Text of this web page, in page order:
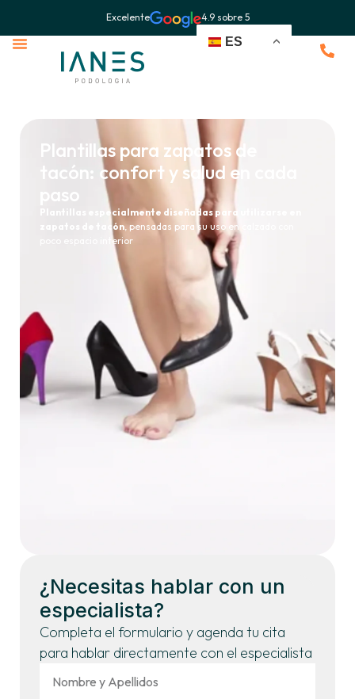
Excelente 4.9 sobre 5
ES
Plantillas para zapatos de
tacón: confort y salud en cada
paso
Plantillas especialmente diseñadas para utilizarse en
zapatos de tacón , pensadas para su uso en calzado con
poco espacio interior
¿Necesitas hablar con un
especialista?
Completa el formulario y agenda tu cita
para hablar directamente con el especialista